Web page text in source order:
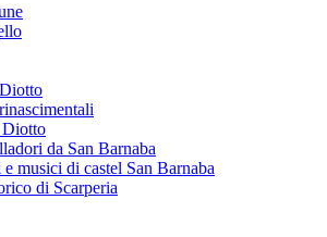
da San Barnaba
musici di castel San Barnaba
di Scarperia